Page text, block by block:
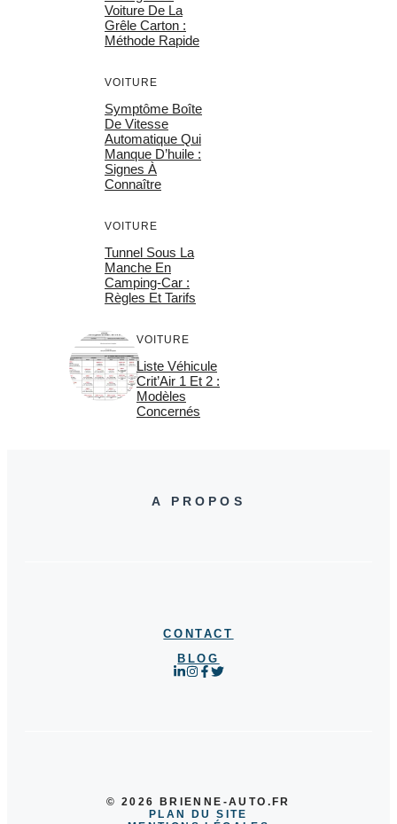
Voiture De La
Grêle Carton :
Méthode Rapide
VOITURE
Symptôme Boîte
De Vitesse
Automatique Qui
Manque D’huile :
Signes À
Connaître
VOITURE
Tunnel Sous La
Manche En
Camping-Car :
Règles Et Tarifs
VOITURE
Liste Véhicule
Crit’Air 1 Et 2 :
Modèles
Concernés
A PROPOS
CONTACT
BLOG
© 2026 BRIENNE-AUTO.FR
PLAN DU SITE